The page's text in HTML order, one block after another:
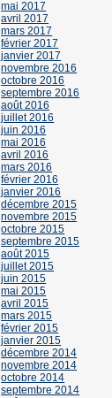
mai 2017
avril 2017
mars 2017
février 2017
janvier 2017
novembre 2016
octobre 2016
septembre 2016
août 2016
juillet 2016
juin 2016
mai 2016
avril 2016
mars 2016
février 2016
janvier 2016
décembre 2015
novembre 2015
octobre 2015
septembre 2015
août 2015
juillet 2015
juin 2015
mai 2015
avril 2015
mars 2015
février 2015
janvier 2015
décembre 2014
novembre 2014
octobre 2014
septembre 2014